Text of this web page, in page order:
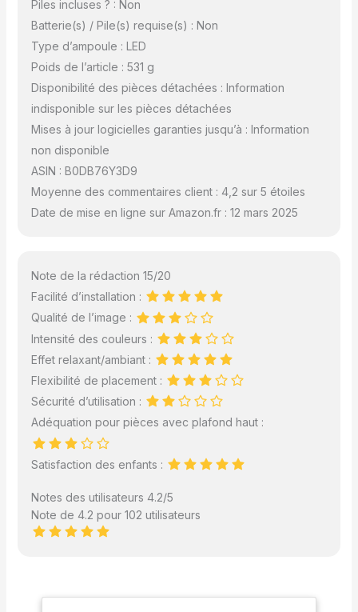
Piles incluses ? : Non
Batterie(s) / Pile(s) requise(s) : Non
Type d’ampoule : LED
Poids de l’article : 531 g
Disponibilité des pièces détachées : Information
indisponible sur les pièces détachées
Mises à jour logicielles garanties jusqu’à : Information
non disponible
ASIN : B0DB76Y3D9
Moyenne des commentaires client : 4,2 sur 5 étoiles
Date de mise en ligne sur Amazon.fr : 12 mars 2025
Note de la rédaction 15/20
Facilité d’installation :
Qualité de l’image :
Intensité des couleurs :
Effet relaxant/ambiant :
Flexibilité de placement :
Sécurité d’utilisation :
Adéquation pour pièces avec plafond haut :
Satisfaction des enfants :
Notes des utilisateurs 4.2/5
Note de 4.2 pour 102 utilisateurs